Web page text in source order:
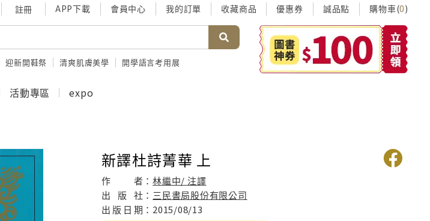
註冊 APP下載 會員中心 我的訂單 收藏商品 優惠券 誠品點 購物車(0)
迎新開鞋祭 清爽肌膚美學 開學語言考用展
活動專區 expo
新譯杜詩菁華 上
作 者：林繼中/ 注譯
出
版 社： 三民書局股份有限公司
出 版 日 期： 2015/08/13